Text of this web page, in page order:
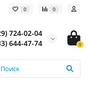
0 0
724-02-04
644-47-74
0